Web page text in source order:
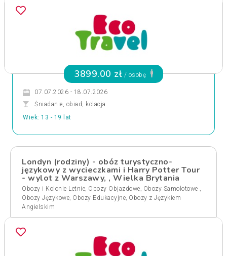
3899.00 zł / osobę
07.07.2026 - 18.07.2026
Śniadanie, obiad, kolacja
Wiek: 13 - 19 lat
Londyn (rodziny) - obóz turystyczno-
językowy z wycieczkami i Harry Potter Tour
- wylot z Warszawy, , Wielka Brytania
Obozy i Kolonie Letnie, Obozy Objazdowe, Obozy Samolotowe ,
Obozy Językowe, Obozy Edukacyjne, Obozy z Językiem
Angielskim